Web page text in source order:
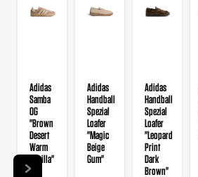
Adidas
Samba
OG
"Brown
Desert
Warm
Vanilla"
Adidas
Handball
Spezial
Loafer
"Magic
Beige
Gum"
Adidas
Handball
Spezial
Loafer
"Leopard
Print
Dark
Brown"